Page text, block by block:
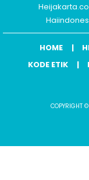
HOME
KODE ETIK
COPYRIGHT